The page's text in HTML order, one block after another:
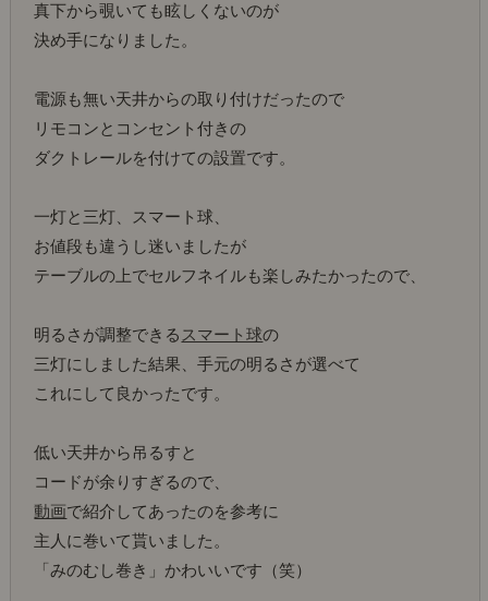
真下から覗いても眩しくないのが
決め手になりました。
電源も無い天井からの取り付けだったので
リモコンとコンセント付きの
ダクトレールを付けての設置です。
一灯と三灯、スマート球、
お値段も違うし迷いましたが
テーブルの上でセルフネイルも楽しみたかったので、
明るさが調整できる スマート球の
三灯にしました結果、手元の明るさが選べて
これにして良かったです。
低い天井から吊るすと
コードが余りすぎるので、
動画で紹介してあったのを参考に
主人に巻いて貰いました。
「みのむし巻き」かわいいです（笑）